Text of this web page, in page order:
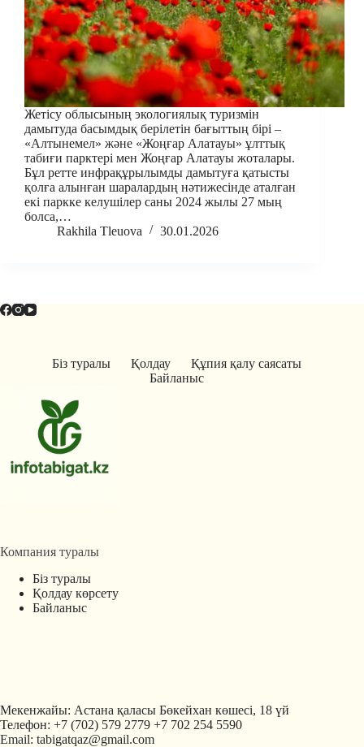
Жетісу облысының экологиялық туризмін
дамытуда басымдық берілетін бағыттың бірі –
«Алтынемел» және «Жоңғар Алатауы» ұлттық
табиғи парктері мен Жоңғар Алатауы жоталары.
Бұл ретте инфрақұрылымды дамытуға қатысты
қолға алынған шаралардың нәтижесінде аталған
екі паркке келушілер саны 2024 жылы 27 мың
болса,…
Rakhila Tleuova
30.01.2026
Біз туралы Қолдау
Құпия қалу саясаты
Байланыс
Компания туралы
Біз туралы
Қолдау көрсету
Байланыс
Мекенжайы: Астана қаласы Бөкейхан көшесі, 18 үй
Телефон: +7 (702) 579 2779 +7 702 254 5590
Email: tabigatqaz@gmail.com